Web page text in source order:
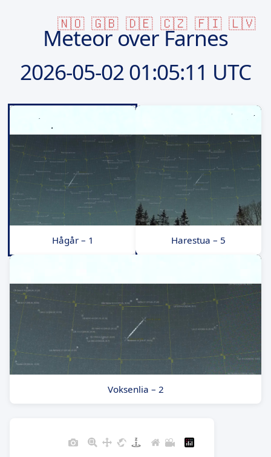
🇳🇴 🇬🇧 🇩🇪 🇨🇿 🇫🇮 🇱🇻
Meteor over Farnes
2026-05-0201:05:11 UTC
Hågår – 1 Harestua – 5
Voksenlia – 2